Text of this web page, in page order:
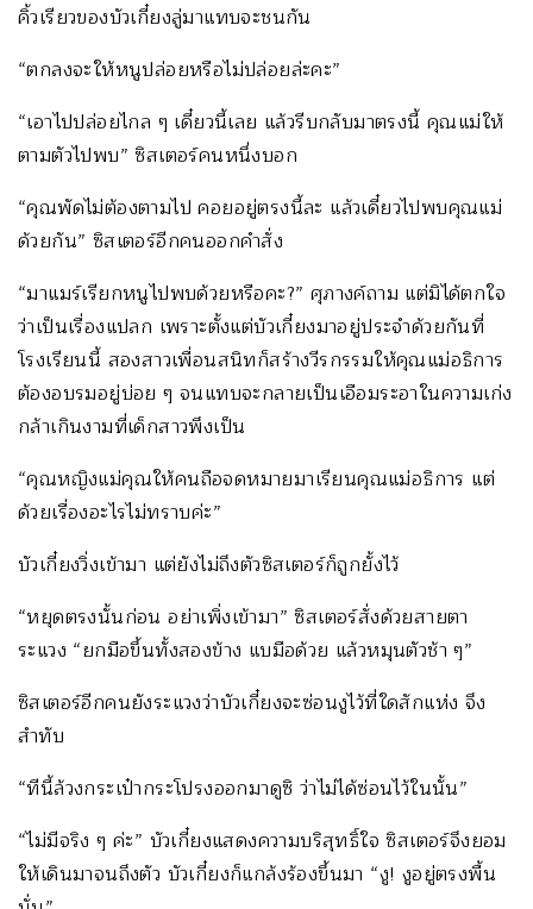
คิ้วเรียวของบัวเกี๋ยงลู่มาแทบจะชนกัน
“ตกลงจะให้หนูปล่อยหรือไม่ปล่อยล่ะคะ”
“เอาไปปล่อยไกล ๆ เดี๋ยวนี้เลย แล้วรีบกลับมาตรงนี้ คุณแม่ให้
ตามตัวไปพบ” ซิสเตอร์คนหนึ่งบอก
“คุณพัดไม่ต้องตามไป คอยอยู่ตรงนี้ละ แล้วเดี๋ยวไปพบคุณแม่
ด้วยกัน” ซิสเตอร์อีกคนออกคำสั่ง
“มาแมร์เรียกหนูไปพบด้วยหรือคะ?” ศุภางค์ถาม แต่มิได้ตกใจ
ว่าเป็นเรื่องแปลก เพราะตั้งแต่บัวเกี๋ยงมาอยู่ประจำด้วยกันที่
โรงเรียนนี้ สองสาวเพื่อนสนิทก็สร้างวีรกรรมให้คุณแม่อธิการ
ต้องอบรมอยู่บ่อย ๆ จนแทบจะกลายเป็นเอือมระอาในความเก่ง
กล้าเกินงามที่เด็กสาวพึงเป็น
“คุณหญิงแม่คุณให้คนถือจดหมายมาเรียนคุณแม่อธิการ แต่
ด้วยเรื่องอะไรไม่ทราบค่ะ”
บัวเกี๋ยงวิ่งเข้ามา แต่ยังไม่ถึงตัวซิสเตอร์ก็ถูกยั้งไว้
“หยุดตรงนั้นก่อน อย่าเพิ่งเข้ามา” ซิสเตอร์สั่งด้วยสายตา
ระแวง “ยกมือขึ้นทั้งสองข้าง แบมือด้วย แล้วหมุนตัวช้า ๆ”
ซิสเตอร์อีกคนยังระแวงว่าบัวเกี๋ยงจะซ่อนงูไว้ที่ใดสักแห่ง จึง
สำทับ
“ทีนี้ล้วงกระเป๋ากระโปรงออกมาดูซิ ว่าไม่ได้ซ่อนไว้ในนั้น”
“ไม่มีจริง ๆ ค่ะ” บัวเกี๋ยงแสดงความบริสุทธิ์ใจ ซิสเตอร์จึงยอม
ให้เดินมาจนถึงตัว บัวเกี๋ยงก็แกล้งร้องขึ้นมา “งู! งูอยู่ตรงพื้น